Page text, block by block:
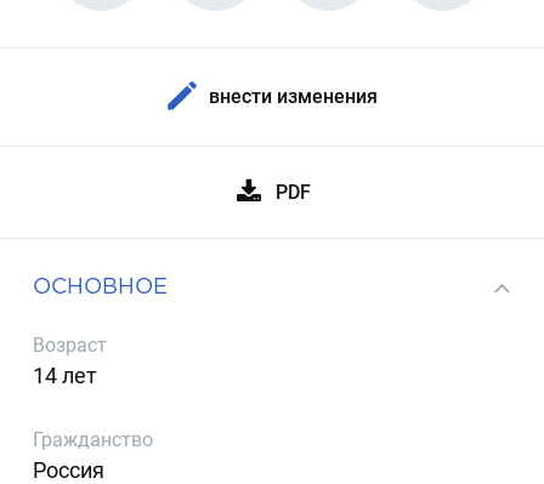
внести изменения
PDF
ОСНОВНОЕ
Возраст
14 лет
Гражданство
Россия